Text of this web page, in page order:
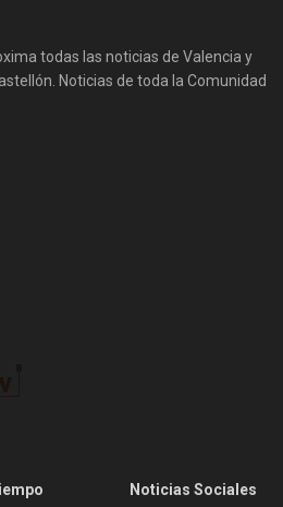
todas las noticias de Valencia y
Noticias de toda la Comunidad
Noticias Sociales